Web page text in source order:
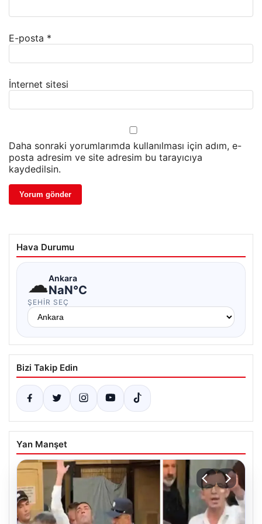
E-posta *
İnternet sitesi
Daha sonraki yorumlarımda kullanılması için adım, e-
posta adresim ve site adresim bu tarayıcıya
kaydedilsin.
Hava Durumu
☁Ankara
NaN°C
ŞEHIR SEÇ
Bizi Takip Edin
Yan Manşet